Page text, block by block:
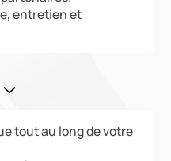
entretien et
tout au long de votre